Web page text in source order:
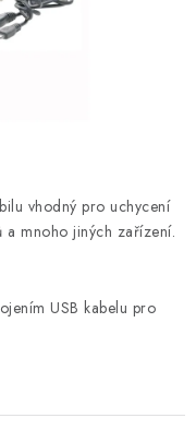
Reklamace
vhodný pro uchycení
a mnoho jiných zařízení.
USB kabelu pro